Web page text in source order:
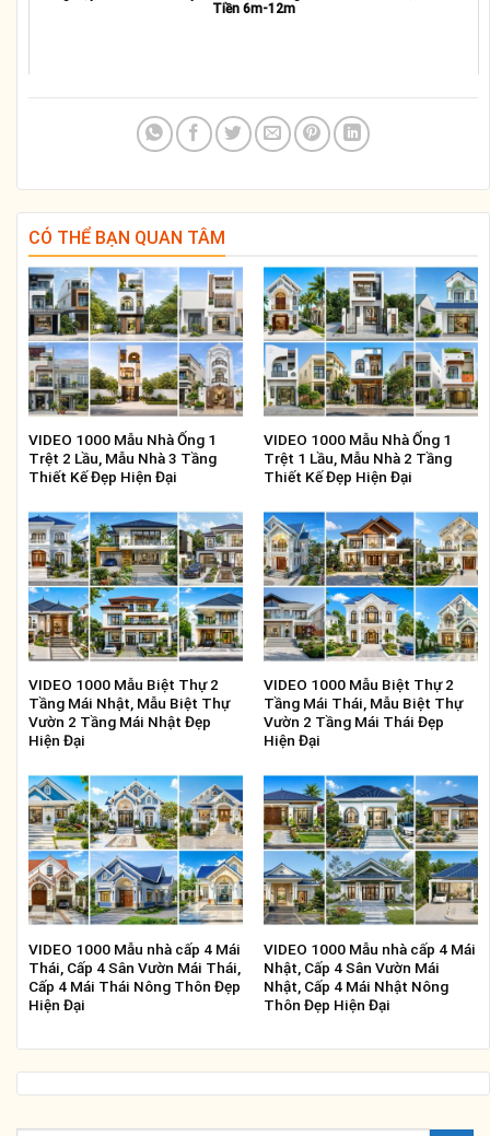
Tiền 6m-12m
CÓ THỂ BẠN QUAN TÂM
VIDEO 1000 Mẫu Nhà Ống 1
Trệt 2 Lầu, Mẫu Nhà 3 Tầng
Thiết Kế Đẹp Hiện Đại
VIDEO 1000 Mẫu Nhà Ống 1
Trệt 1 Lầu, Mẫu Nhà 2 Tầng
Thiết Kế Đẹp Hiện Đại
VIDEO 1000 Mẫu Biệt Thự 2
Tầng Mái Nhật, Mẫu Biệt Thự
Vườn 2 Tầng Mái Nhật Đẹp
Hiện Đại
VIDEO 1000 Mẫu Biệt Thự 2
Tầng Mái Thái, Mẫu Biệt Thự
Vườn 2 Tầng Mái Thái Đẹp
Hiện Đại
VIDEO 1000 Mẫu nhà cấp 4 Mái
Thái, Cấp 4 Sân Vườn Mái Thái,
Cấp 4 Mái Thái Nông Thôn Đẹp
Hiện Đại
VIDEO 1000 Mẫu nhà cấp 4 Mái
Nhật, Cấp 4 Sân Vườn Mái
Nhật, Cấp 4 Mái Nhật Nông
Thôn Đẹp Hiện Đại